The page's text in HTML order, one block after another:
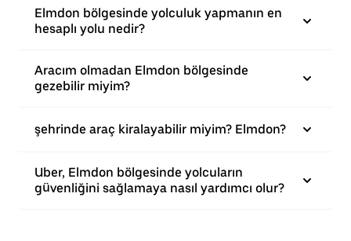
Elmdon bölgesinde yolculuk yapmanın en
hesaplı yolu nedir?
Aracım olmadan Elmdon bölgesinde
gezebilir miyim?
şehrinde araç kiralayabilir miyim? Elmdon?
Uber, Elmdon bölgesinde yolcuların
güvenliğini sağlamaya nasıl yardımcı olur?